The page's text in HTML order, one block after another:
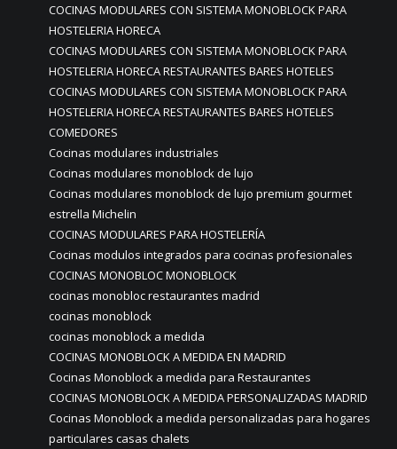
COCINAS MODULARES CON SISTEMA MONOBLOCK PARA
HOSTELERIA HORECA
COCINAS MODULARES CON SISTEMA MONOBLOCK PARA
HOSTELERIA HORECA RESTAURANTES BARES HOTELES
COCINAS MODULARES CON SISTEMA MONOBLOCK PARA
HOSTELERIA HORECA RESTAURANTES BARES HOTELES
COMEDORES
Cocinas modulares industriales
Cocinas modulares monoblock de lujo
Cocinas modulares monoblock de lujo premium gourmet
estrella Michelin
COCINAS MODULARES PARA HOSTELERÍA
Cocinas modulos integrados para cocinas profesionales
COCINAS MONOBLOC MONOBLOCK
cocinas monobloc restaurantes madrid
cocinas monoblock
cocinas monoblock a medida
COCINAS MONOBLOCK A MEDIDA EN MADRID
Cocinas Monoblock a medida para Restaurantes
COCINAS MONOBLOCK A MEDIDA PERSONALIZADAS MADRID
Cocinas Monoblock a medida personalizadas para hogares
particulares casas chalets